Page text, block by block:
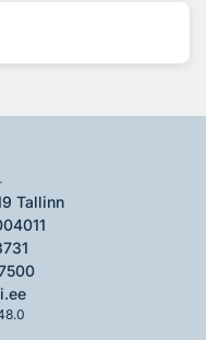
Tallinn